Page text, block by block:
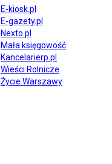
E-kiosk.pl
E-gazety.pl
Nexto.pl
Mała księgowość
Kancelarierp.pl
Wieści Rolnicze
Życie Warszawy